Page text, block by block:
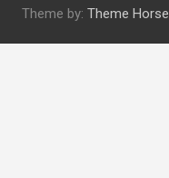
Theme by: Theme Horse